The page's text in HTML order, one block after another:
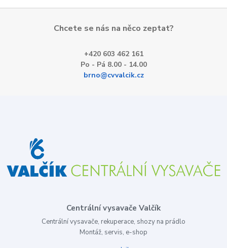
Chcete se nás na něco zeptat?
+420 603 462 161
Po - Pá 8.00 - 14.00
brno@cvvalcik.cz
Centrální vysavače Valčík
Centrální vysavače, rekuperace, shozy na prádlo
Montáž, servis, e-shop